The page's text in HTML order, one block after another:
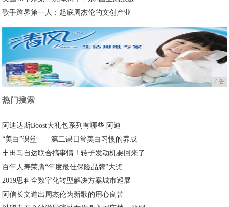
歌手跨界第一人：起底周杰伦的文创产业
广告
热门搜索
阿迪达斯Boost大礼包系列有哪些 阿迪
“美白”课堂——第二课日常美白习惯的养成
丰田马自达联合搞事情！转子发动机要回来了
百年人寿荣膺“年度最佳保险品牌”大奖
2019思科全数字化转型解决方案城市巡展
阿信长文道出周杰伦为新歌的用心良苦